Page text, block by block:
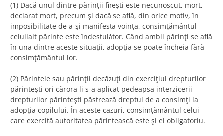
(1) Dacă unul dintre părinţii fireşti este necunoscut, mort,
declarat mort, precum şi dacă se află, din orice motiv, în
imposibilitate de a-şi manifesta voinţa, consimţământul
celuilalt părinte este îndestulător. Când ambii părinţi se află
în una dintre aceste situaţii, adopţia se poate încheia fără
consimţământul lor.
(2) Părintele sau părinţii decăzuţi din exerciţiul drepturilor
părinteşti ori cărora li s-a aplicat pedeapsa interzicerii
drepturilor părinteşti păstrează dreptul de a consimţi la
adopţia copilului. În aceste cazuri, consimţământul celui
care exercită autoritatea părintească este şi el obligatoriu.